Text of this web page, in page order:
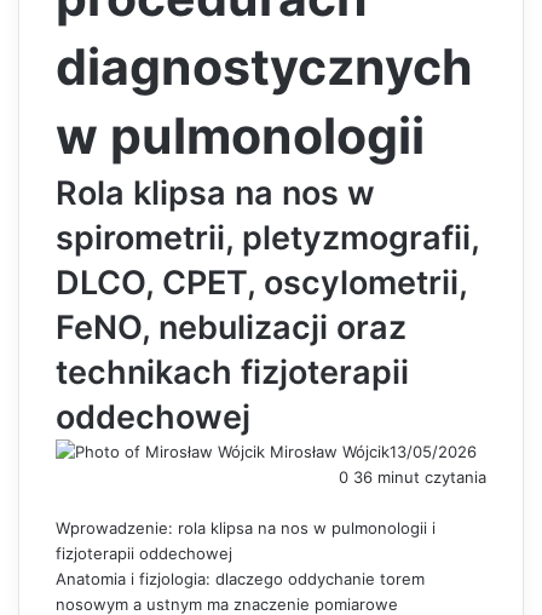
diagnostycznych
w pulmonologii
Rola klipsa na nos w
spirometrii, pletyzmografii,
DLCO, CPET, oscylometrii,
FeNO, nebulizacji oraz
technikach fizjoterapii
oddechowej
Mirosław Wójcik13/05/2026
0 36 minut czytania
Wprowadzenie: rola klipsa na nos w pulmonologii i
fizjoterapii oddechowej
Anatomia i fizjologia: dlaczego oddychanie torem
nosowym a ustnym ma znaczenie pomiarowe